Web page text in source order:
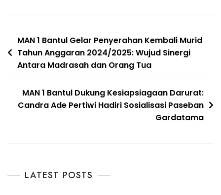
Navigasi
pos
MAN 1 Bantul Gelar Penyerahan Kembali Murid
Tahun Anggaran 2024/2025: Wujud Sinergi
Antara Madrasah dan Orang Tua
MAN 1 Bantul Dukung Kesiapsiagaan Darurat:
Candra Ade Pertiwi Hadiri Sosialisasi Paseban
Gardatama
LATEST POSTS